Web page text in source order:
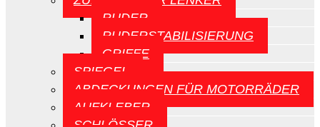
RUDER
RUDERSTABILISIERUNG
GRIFFE
SPIEGEL
ABDECKUNGEN FÜR MOTORRÄDER
AUFKLEBER